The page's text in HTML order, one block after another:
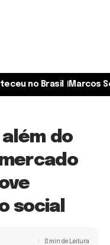
no Brasil Marcos
do
social
8 min de Leitura